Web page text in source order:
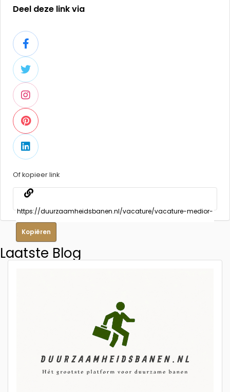
Deel deze link via
Of kopieer link
Kopiëren
Laatste Blog